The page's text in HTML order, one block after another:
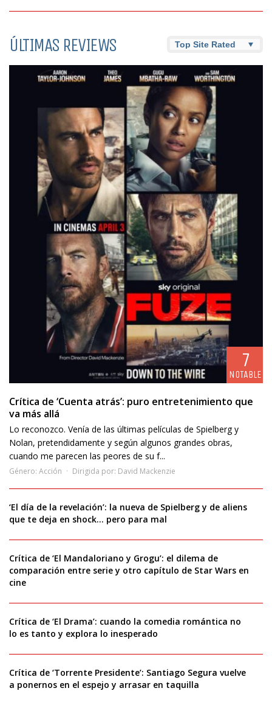
ÚLTIMAS REVIEWS
7
NOTABLE
Crítica de ‘Cuenta atrás’: puro entretenimiento que
va más allá
Lo reconozco. Venía de las últimas películas de Spielberg y
Nolan, pretendidamente y según algunos grandes obras,
cuando me parecen las peores de su f...
Género: Acción Dirigida por: David Mackenzie
‘El día de la revelación’: la nueva de Spielberg y de aliens
que te deja en shock… pero para mal
Crítica de ‘El Mandaloriano y Grogu’: el dilema de
comparación entre serie y otro capítulo de Star Wars en
cine
Crítica de ‘El Drama’: cuando la comedia romántica no
lo es tanto y explora lo inesperado
Crítica de ‘Torrente Presidente’: Santiago Segura vuelve
a ponernos en el espejo y arrasar en taquilla